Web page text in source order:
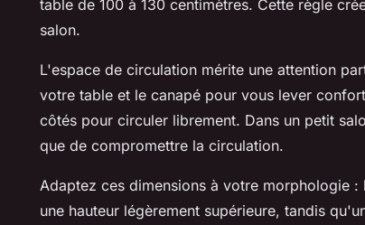
table de 100 à 130 centimètres. Cette règle
salon.
L'espace de circulation mérite une attention
votre table et le canapé pour vous lever
côtés pour circuler librement. Dans un petit
que de compromettre la circulation.
Adaptez ces dimensions à votre morphologie
une hauteur légèrement supérieure, tandis